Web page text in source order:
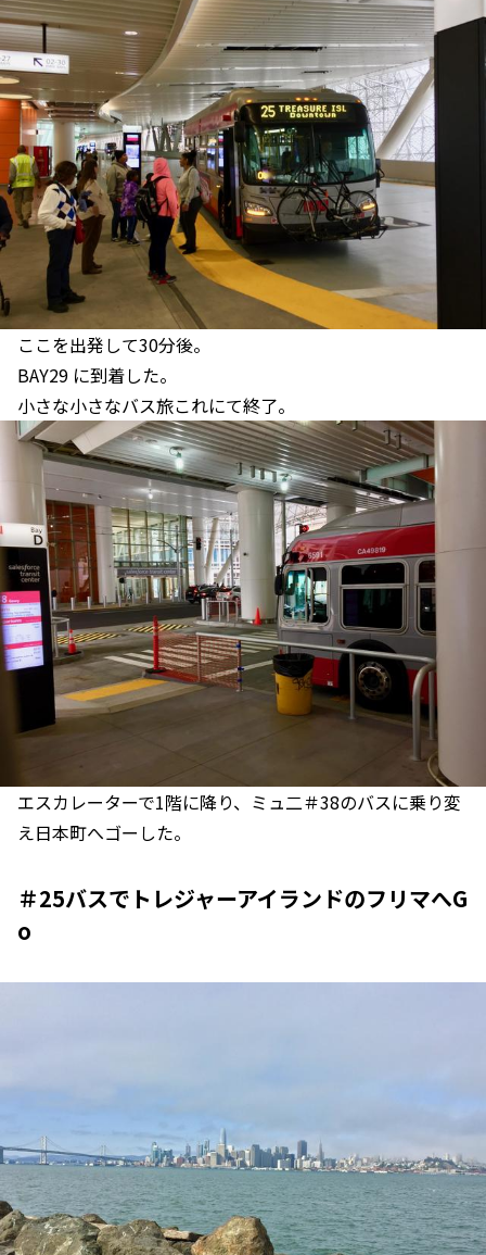
ここを出発して30分後。
BAY29 に到着した。
小さな小さなバス旅これにて終了。
エスカレーターで1階に降り、ミュ二＃38のバスに乗り変
え日本町へゴーした。
＃25バスでトレジャーアイランドのフリマへG
o